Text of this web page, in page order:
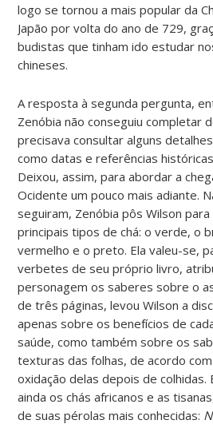
logo se tornou a mais popular da
Japão por volta do ano de 729,
budistas que tinham ido estudar
chineses.
A resposta à segunda pergunta,
Zenóbia não conseguiu completar
precisava consultar alguns
como datas e referências
Deixou, assim, para abordar a
Ocidente um pouco mais adiante.
seguiram, Zenóbia pôs Wilson
principais tipos de chá: o verde, o
vermelho e o preto. Ela valeu-se,
verbetes de seu próprio livro,
personagem os saberes sobre o
de três páginas, levou Wilson a
apenas sobre os benefícios de
saúde, como também sobre os
texturas das folhas, de acordo
oxidação delas depois de colhidas.
ainda os chás africanos e as
de suas pérolas mais conhecidas: